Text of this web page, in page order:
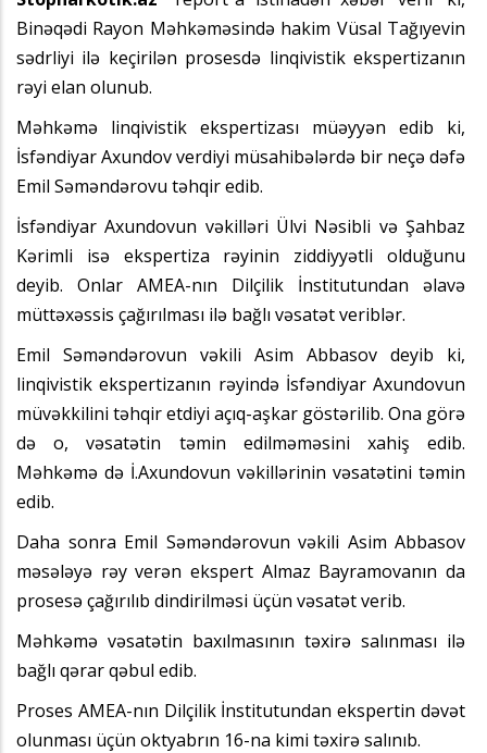
Binəqədi Rayon Məhkəməsində hakim Vüsal Tağıyevin
sədrliyi ilə keçirilən prosesdə linqivistik ekspertizanın
rəyi elan olunub.
Məhkəmə linqivistik ekspertizası müəyyən edib ki,
İsfəndiyar Axundov verdiyi müsahibələrdə bir neçə dəfə
Emil Səməndərovu təhqir edib.
İsfəndiyar Axundovun vəkilləri Ülvi Nəsibli və Şahbaz
Kərimli isə ekspertiza rəyinin ziddiyyətli olduğunu
deyib. Onlar AMEA-nın Dilçilik İnstitutundan əlavə
müttəxəssis çağırılması ilə bağlı vəsatət veriblər.
Emil Səməndərovun vəkili Asim Abbasov deyib ki,
linqivistik ekspertizanın rəyində İsfəndiyar Axundovun
müvəkkilini təhqir etdiyi açıq-aşkar göstərilib. Ona görə
də o, vəsatətin təmin edilməməsini xahiş edib.
Məhkəmə də İ.Axundovun vəkillərinin vəsatətini təmin
edib.
Daha sonra Emil Səməndərovun vəkili Asim Abbasov
məsələyə rəy verən ekspert Almaz Bayramovanın da
prosesə çağırılıb dindirilməsi üçün vəsatət verib.
Məhkəmə vəsatətin baxılmasının təxirə salınması ilə
bağlı qərar qəbul edib.
Proses AMEA-nın Dilçilik İnstitutundan ekspertin dəvət
olunması üçün oktyabrın 16-na kimi təxirə salınıb.